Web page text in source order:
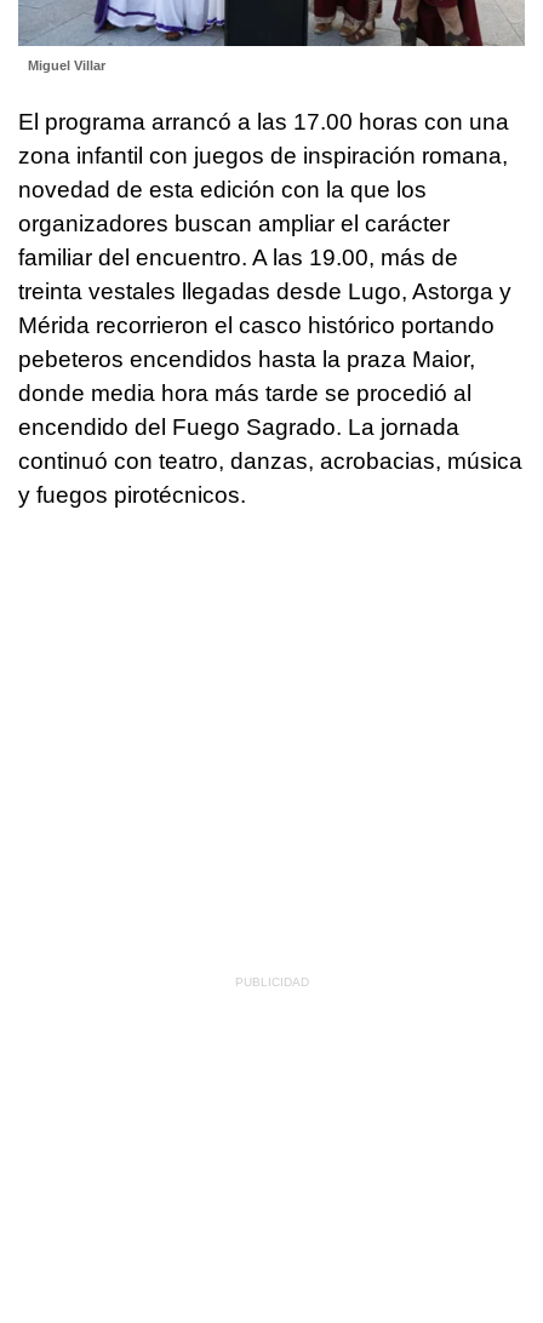
Miguel Villar
El programa arrancó a las 17.00 horas con una
zona infantil con juegos de inspiración romana,
novedad de esta edición con la que los
organizadores buscan ampliar el carácter
familiar del encuentro. A las 19.00, más de
treinta vestales llegadas desde Lugo, Astorga y
Mérida recorrieron el casco histórico portando
pebeteros encendidos hasta la praza Maior,
donde media hora más tarde se procedió al
encendido del Fuego Sagrado. La jornada
continuó con teatro, danzas, acrobacias, música
y fuegos pirotécnicos.